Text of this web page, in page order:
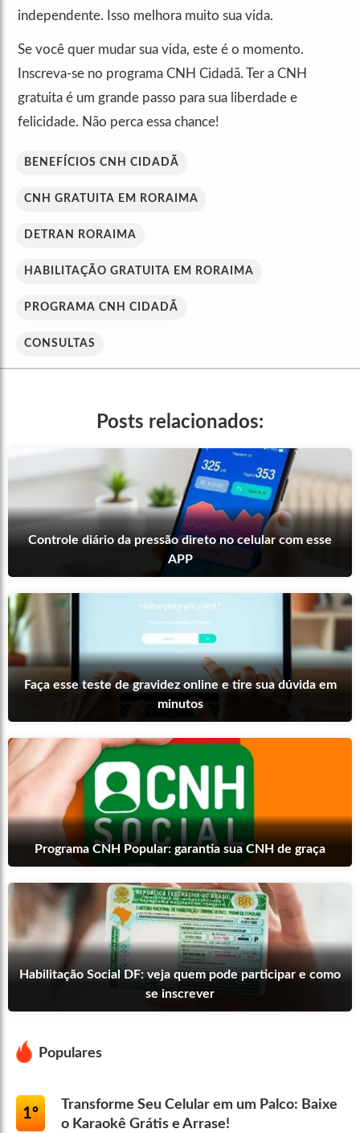
independente. Isso melhora muito sua vida.
Se você quer mudar sua vida, este é o momento.
Inscreva-se no programa CNH Cidadã. Ter a CNH
gratuita é um grande passo para sua liberdade e
felicidade. Não perca essa chance!
BENEFÍCIOS CNH CIDADÃ
CNH GRATUITA EM RORAIMA
DETRAN RORAIMA
HABILITAÇÃO GRATUITA EM RORAIMA
PROGRAMA CNH CIDADÃ
CONSULTAS
Posts relacionados:
Controle diário da pressão direto no celular com esse
APP
Faça esse teste de gravidez online e tire sua dúvida em
minutos
Programa CNH Popular: garantia sua CNH de graça
Habilitação Social DF: veja quem pode participar e como
se inscrever
Populares
1º
Transforme Seu Celular em um Palco: Baixe
o Karaokê Grátis e Arrase!